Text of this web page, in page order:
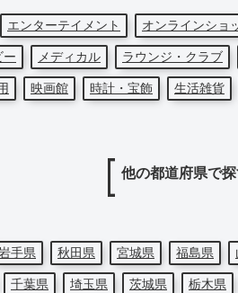
エンターテイメント オンラインショ
ー メディカル ラウンジ・クラブ
映画館 時計・宝飾 生活雑貨
他の都道府県で
手県 秋田県 宮城県 福島県
千葉県 埼玉県 茨城県 栃木県